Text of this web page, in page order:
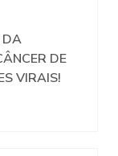
DA
DE
VIRAIS!